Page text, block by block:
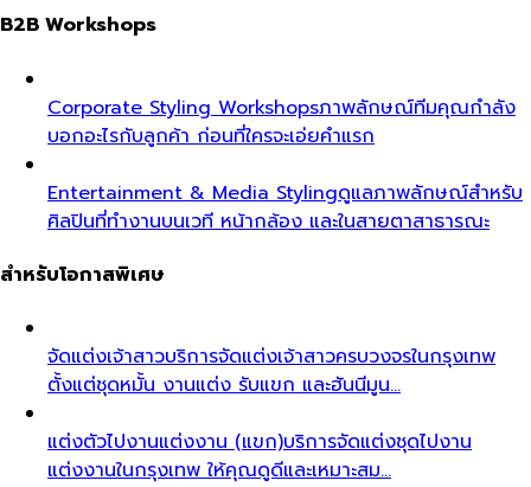
B2B Workshops
Corporate Styling Workshopsภาพลักษณ์ทีมคุณกำลัง
บอกอะไรกับลูกค้า ก่อนที่ใครจะเอ่ยคำแรก
Entertainment & Media Stylingดูแลภาพลักษณ์สำหรับ
ศิลปินที่ทำงานบนเวที หน้ากล้อง และในสายตาสาธารณะ
สำหรับโอกาสพิเศษ
จัดแต่งเจ้าสาวบริการจัดแต่งเจ้าสาวครบวงจรในกรุงเทพ
ตั้งแต่ชุดหมั้น งานแต่ง รับแขก และฮันนีมูน…
แต่งตัวไปงานแต่งงาน (แขก)บริการจัดแต่งชุดไปงาน
แต่งงานในกรุงเทพ ให้คุณดูดีและเหมาะสม…